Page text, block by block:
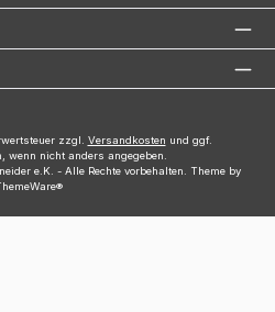
zzgl. Versandkosten und ggf.
wenn nicht anders angegeben.
e.K. - Alle Rechte vorbehalten. Theme by